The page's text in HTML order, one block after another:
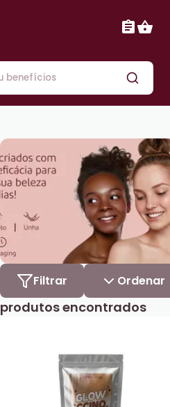
produtos encontrados
Filtrar Ordenar